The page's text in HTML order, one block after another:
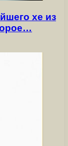
хе из